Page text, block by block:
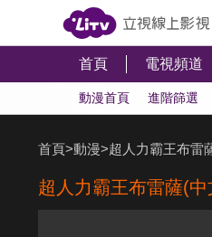
首頁 電視頻道
動漫首頁 進階篩選
首頁>動漫>超人力霸王布雷
超人力霸王布雷薩(中